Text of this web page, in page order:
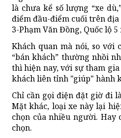
là chưa kể số lượng “xe
điểm đầu-điểm cuối trên địa
3-Phạm Văn Đồng, Quốc lộ
Khách quan mà nói, so với
“bán khách” thường nhồi
thì hiện nay, với sự tham
khách liên tỉnh "giúp" hành
Chỉ cần gọi điện đặt giờ đi
Mặt khác, loại xe này lại
chọn của nhiều người.
chọn.